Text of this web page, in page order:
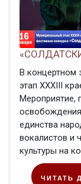
В концертном
этап XXXIII
Мероприятие,
единства
вокалистов и
культуры на
ЧИТАТЬ